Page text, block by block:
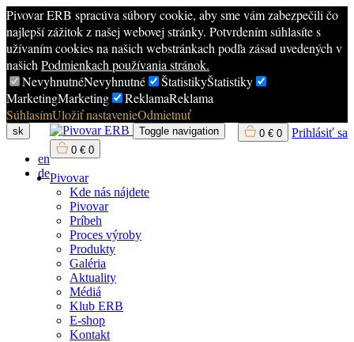
Pivovar ERB spracúva súbory cookie, aby sme vám zabezpečili čo
najlepší zážitok z našej webovej stránky. Potvrdením súhlasíte s
užívaním cookies na našich webstránkach podľa zásad uvedených v
našich Podmienkach používania stránok.
NevyhnutnéNevyhnutné ŠtatistikyŠtatistiky
MarketingMarketing ReklamaReklama
SúhlasímUložiť nastavenieOdmietnuť
sk
en
de
0 € 0 Prihlásiť sa
Toggle navigation
0 € 0
Pivovar
Kde nás nájdete
Pivovar
Príbeh
Proces výroby
Produkty
Galéria
Aktuality
Médiá
Klub ERB
E-shop
Kontakt